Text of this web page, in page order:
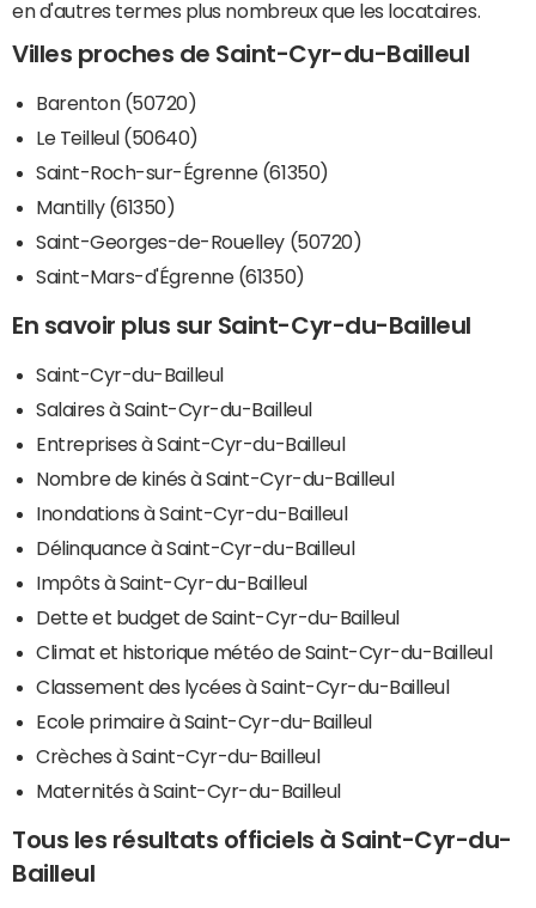
en d'autres termes plus nombreux que les locataires.
Villes proches de Saint-Cyr-du-Bailleul
Barenton (50720)
Le Teilleul (50640)
Saint-Roch-sur-Égrenne (61350)
Mantilly (61350)
Saint-Georges-de-Rouelley (50720)
Saint-Mars-d'Égrenne (61350)
En savoir plus sur Saint-Cyr-du-Bailleul
Saint-Cyr-du-Bailleul
Salaires à Saint-Cyr-du-Bailleul
Entreprises à Saint-Cyr-du-Bailleul
Nombre de kinés à Saint-Cyr-du-Bailleul
Inondations à Saint-Cyr-du-Bailleul
Délinquance à Saint-Cyr-du-Bailleul
Impôts à Saint-Cyr-du-Bailleul
Dette et budget de Saint-Cyr-du-Bailleul
Climat et historique météo de Saint-Cyr-du-Bailleul
Classement des lycées à Saint-Cyr-du-Bailleul
Ecole primaire à Saint-Cyr-du-Bailleul
Crèches à Saint-Cyr-du-Bailleul
Maternités à Saint-Cyr-du-Bailleul
Tous les résultats officiels à Saint-Cyr-du-
Bailleul